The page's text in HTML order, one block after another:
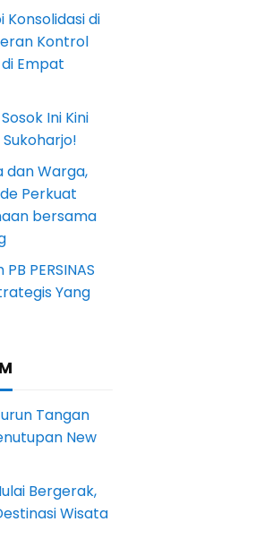
Konsolidasi di
Kontrol
Empat
Ini Kini
Sukoharjo!
dan Warga,
Perkuat
bersama
PERSINAS
Yang
Tangan
New
Bergerak,
Wisata